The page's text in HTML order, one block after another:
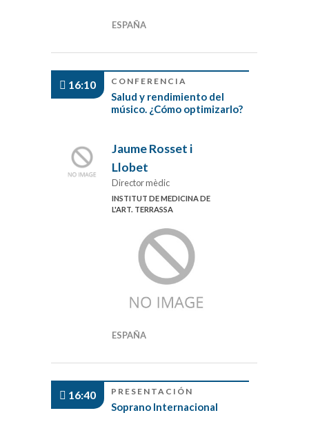
ESPAÑA
16:10 CONFERENCIA
Salud y rendimiento del
músico. ¿Cómo optimizarlo?
Jaume Rosset i
Llobet
Director mèdic
INSTITUT DE MEDICINA DE
L'ART. TERRASSA
ESPAÑA
16:40 PRESENTACIÓN
Soprano Internacional